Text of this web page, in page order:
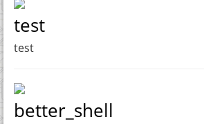
test
test
better_shell